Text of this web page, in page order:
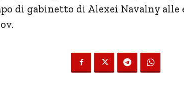
di gabinetto di Alexei Navalny